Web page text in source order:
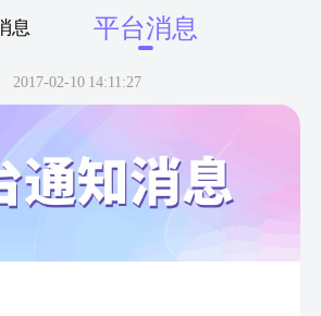
息 平台消息
下拉刷新
2017-02-10 14:11:27